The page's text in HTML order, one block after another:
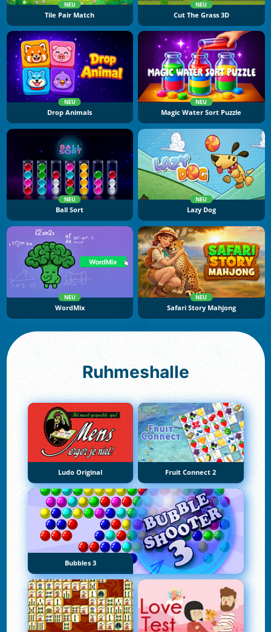
NEU
Tile Pair Match
NEU
Cut The Grass 3D
NEU
Drop Animals
NEU
Magic Water Sort Puzzle
NEU
Ball Sort
NEU
Lazy Dog
NEU
WordMix
NEU
Safari Story Mahjong
Ruhmeshalle
Ludo Original Fruit Connect 2
Bubbles 3